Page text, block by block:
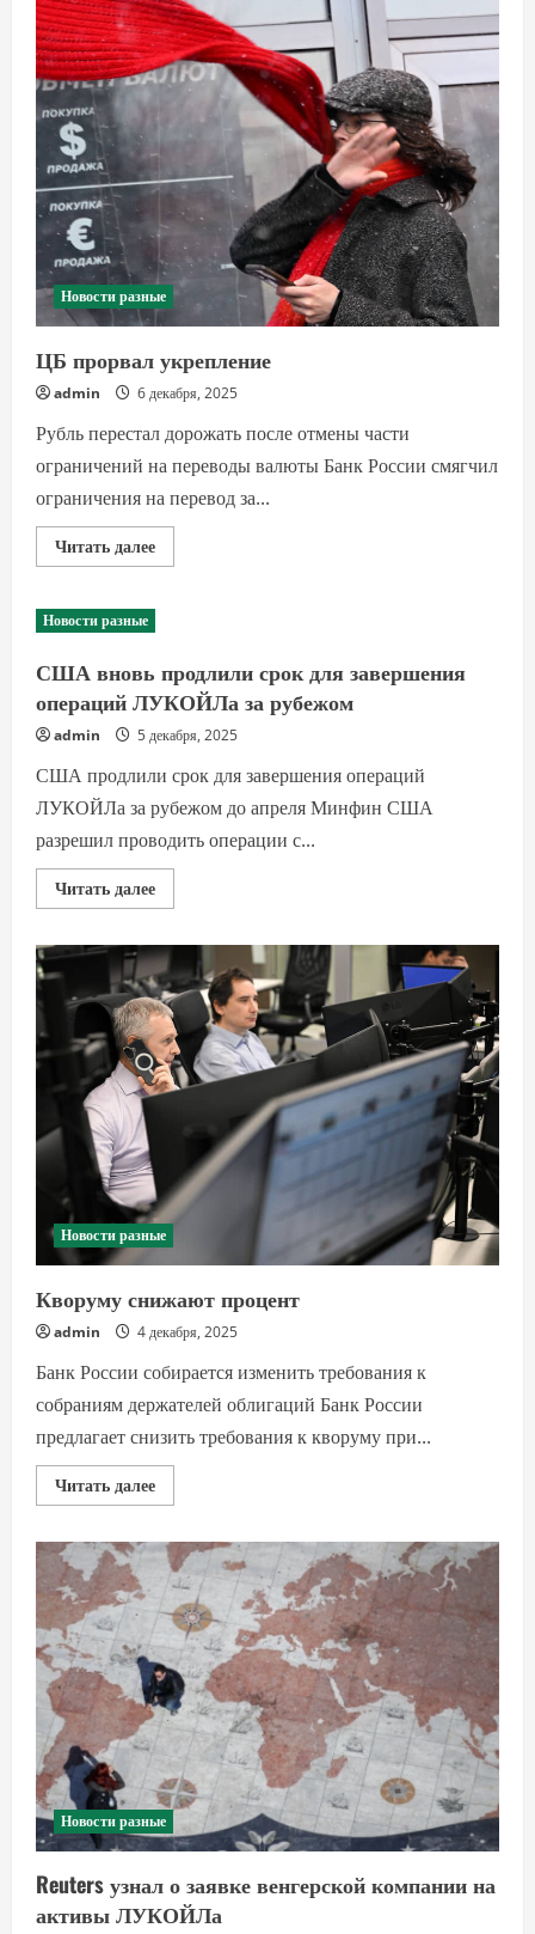
студии
Warner
Bros.
Новости разные
ЦБ прорвал укрепление
admin 6 декабря, 2025
Рубль перестал дорожать после отмены части
ограничений на переводы валюты Банк России смягчил
ограничения на перевод за...
Читать далееПрочитать
больше
прорвал
укрепление
Новости разные
США вновь продлили срок для завершения
операций ЛУКОЙЛа за рубежом
admin 5 декабря, 2025
США продлили срок для завершения операций
ЛУКОЙЛа за рубежом до апреля Минфин США
разрешил проводить операции с...
Читать далееПрочитать
больше
вновь
продлили
срок
для
завершения
операций
ЛУКОЙЛа
за
рубежом
Новости разные
Кворуму снижают процент
admin 4 декабря, 2025
Банк России собирается изменить требования к
собраниям держателей облигаций Банк России
предлагает снизить требования к кворуму при...
Читать далееПрочитать
больше
снижают
процент
Новости разные
Reuters узнал о заявке венгерской компании на
активы ЛУКОЙЛа